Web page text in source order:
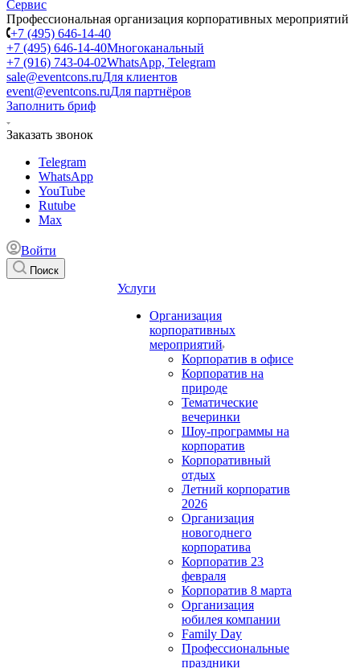
Профессиональная организация корпоративных мероприятий
+7 (495) 646-14-40
+7 (495) 646-14-40Многоканальный
+7 (916) 743-04-02WhatsApp, Telegram
sale@eventcons.ruДля клиентов
event@eventcons.ruДля партнёров
Заполнить бриф
Заказать звонок
Telegram
WhatsApp
YouTube
Rutube
Max
Войти
Поиск
Услуги
Организация
корпоративных
мероприятий
Корпоратив в офисе
Корпоратив на
природе
Тематические
вечеринки
Шоу-программы на
корпоратив
Корпоративный
отдых
Летний корпоратив
2026
Организация
новогоднего
корпоратива
Корпоратив 23
февраля
Корпоратив 8 марта
Организация
юбилея компании
Family Day
Профессиональные
праздники